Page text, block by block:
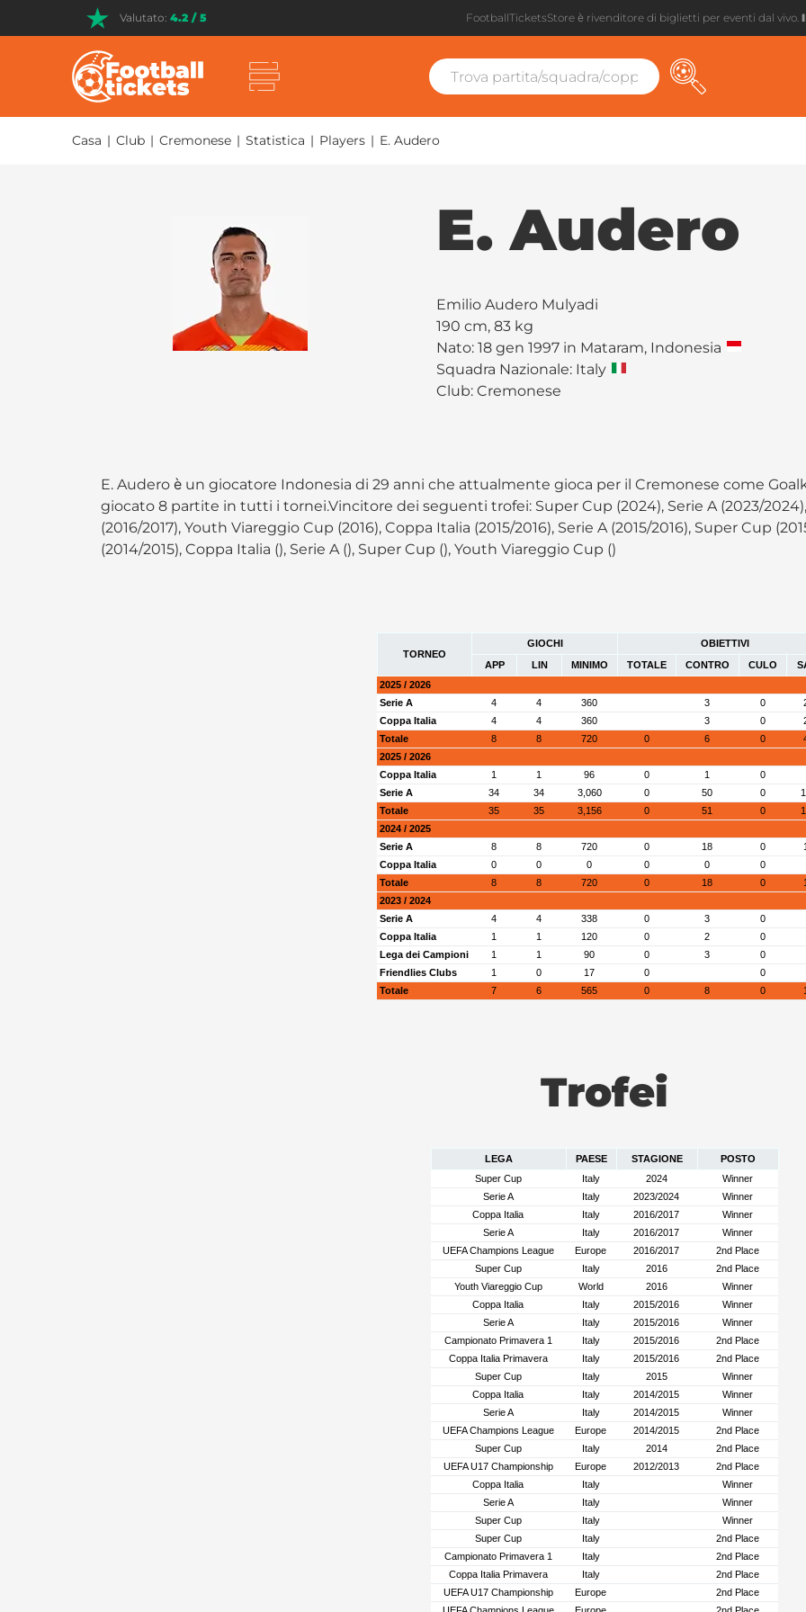
Valutato: 4.2 / 5 FootballTicketsStore è rivenditore di biglietti per eventi dal vivo.
Casa | Club | Cremonese | Statistica | Players | E. Audero
E. Audero
Emilio Audero Mulyadi
190 cm, 83 kg
Nato: 18 gen 1997 in Mataram, Indonesia
Squadra Nazionale: Italy
Club:Cremonese
E. Audero è un giocatore Indonesia di 29 anni che attualmente gioca per il Cremonese come
giocato 8 partite in tutti i tornei.Vincitore dei seguenti trofei: Super Cup (2024), Serie A (2023/2024),
(2016/2017), Youth Viareggio Cup (2016), Coppa Italia (2015/2016), Serie A (2015/2016), Super Cup
(2014/2015), Coppa Italia (), Serie A (), Super Cup (), Youth Viareggio Cup ()
TORNEO
GIOCHI
OBIETTIVI
APP
LIN MINIMO TOTALE CONTRO CULO
2025 / 2026
Serie A
4 4 360 3 0
Coppa Italia
4 4 360 3 0
Totale
8 8 720 0 6 0
2025 / 2026
Coppa Italia
1 1 96 0 1 0
Serie A
34 34 3,060 0 50 0
Totale
35 35 3,156 0 51 0
2024 / 2025
Serie A
8 8 720 0 18 0
Coppa Italia
0 0 0 0 0 0
Totale
8 8 720 0 18 0
2023 / 2024
Serie A
4 4 338 0 3 0
Coppa Italia
1 1 120 0 2 0
Lega dei Campioni
1 1 90 0 3 0
Friendlies Clubs
1 0 17 0 0
Totale
7 6 565 0 8 0
Trofei
LEGA PAESE STAGIONE
POSTO
Super Cup
Italy 2024
Winner
Serie A
Italy 2023/2024
Winner
Coppa Italia
Italy 2016/2017
Winner
Serie A
Italy 2016/2017
Winner
UEFA Champions League
Europe 2016/2017
2nd Place
Super Cup
Italy 2016
2nd Place
Youth Viareggio Cup
World 2016
Winner
Coppa Italia
Italy 2015/2016
Winner
Serie A
Italy 2015/2016
Winner
Campionato Primavera 1
Italy 2015/2016
2nd Place
Coppa Italia Primavera
Italy 2015/2016
2nd Place
Super Cup
Italy 2015
Winner
Coppa Italia
Italy 2014/2015
Winner
Serie A
Italy 2014/2015
Winner
UEFA Champions League
Europe 2014/2015
2nd Place
Super Cup
Italy 2014
2nd Place
UEFA U17 Championship
Europe 2012/2013
2nd Place
Coppa Italia
Italy
Winner
Serie A
Italy
Winner
Super Cup
Italy
Winner
Super Cup
Italy
2nd Place
Campionato Primavera 1
Italy
2nd Place
Coppa Italia Primavera
Italy
2nd Place
UEFA U17 Championship
Europe
2nd Place